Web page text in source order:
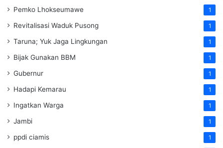
Pemko Lhokseumawe 1
Revitalisasi Waduk Pusong 1
Taruna; Yuk Jaga Lingkungan 1
Bijak Gunakan BBM 1
Gubernur 1
Hadapi Kemarau 1
Ingatkan Warga 1
Jambi 1
ppdi ciamis 1